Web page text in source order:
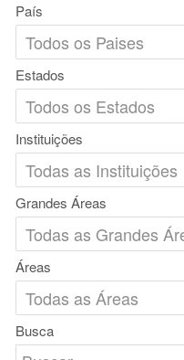
País
Estados
Instituições
Grandes Áreas
Áreas
Busca